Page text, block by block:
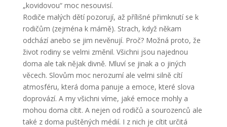
„kovidovou“ moc nesouvisí.
Rodiče malých dětí pozorují, až přílišné přimknutí se k
rodičům (zejména k mámě). Strach, když někam
odchází anebo se jim nevěnují. Proč? Možná proto, že
život rodiny se velmi změnil. Všichni jsou najednou
doma ale tak nějak divně. Mluví se jinak a o jiných
věcech. Slovům moc nerozumí ale velmi silně cítí
atmosféru, která doma panuje a emoce, které slova
doprovází. A my všichni víme, jaké emoce mohly a
mohou doma cítit. A nejen od rodičů a sourozenců ale
také z doma puštěných médií. I z nich je cítit určitá